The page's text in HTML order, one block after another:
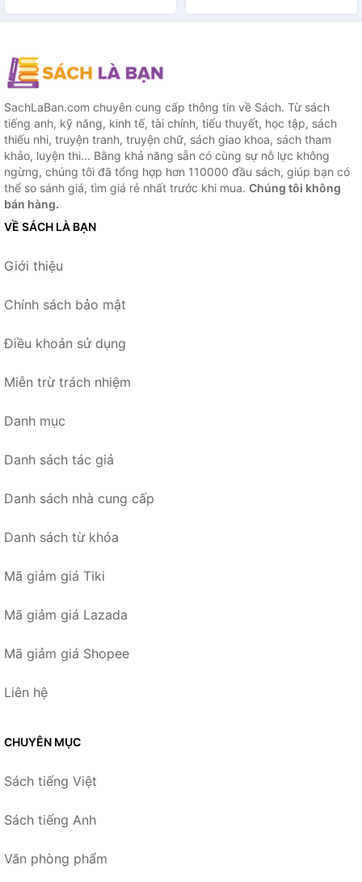
SachLaBan.com chuyên cung cấp thông tin về Sách. Từ sách
tiếng anh, kỹ năng, kinh tế, tài chính, tiểu thuyết, học tập, sách
thiếu nhi, truyện tranh, truyện chữ, sách giao khoa, sách tham
khảo, luyện thi... Bằng khả năng sẵn có cùng sự nỗ lực không
ngừng, chúng tôi đã tổng hợp hơn 110000 đầu sách, giúp bạn có
thể so sánh giá, tìm giá rẻ nhất trước khi mua. Chúng tôi không
bán hàng.
VỀ SÁCH LÀ BẠN
Giới thiệu
Chính sách bảo mật
Điều khoản sử dụng
Miễn trừ trách nhiệm
Danh mục
Danh sách tác giả
Danh sách nhà cung cấp
Danh sách từ khóa
Mã giảm giá Tiki
Mã giảm giá Lazada
Mã giảm giá Shopee
Liên hệ
CHUYÊN MỤC
Sách tiếng Việt
Sách tiếng Anh
Văn phòng phẩm